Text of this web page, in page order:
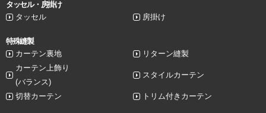
タッセル・房掛け
タッセル
房掛け
特殊縫製
カーテン裏地
リターン縫製
カーテン上飾り
(バランス)
スタイルカーテン
切替カーテン トリム付きカーテン